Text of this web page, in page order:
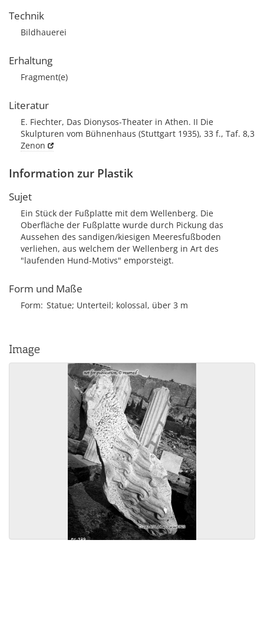
Technik
Bildhauerei
Erhaltung
Fragment(e)
Literatur
E. Fiechter, Das Dionysos-Theater in Athen. II Die
Skulpturen vom Bühnenhaus (Stuttgart 1935), 33 f., Taf. 8,3
Zenon
Information zur Plastik
Sujet
Ein Stück der Fußplatte mit dem Wellenberg. Die
Oberfläche der Fußplatte wurde durch Pickung das
Aussehen des sandigen/kiesigen Meeresfußboden
verliehen, aus welchem der Wellenberg in Art des
"laufenden Hund-Motivs" emporsteigt.
Form und Maße
Form Statue; Unterteil; kolossal, über 3 m
Image